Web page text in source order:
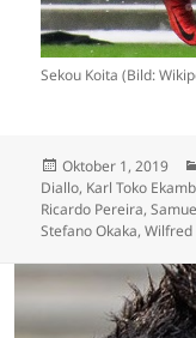
Sekou Koita (Bild:
Veröffentlicht
am
Oktober 1, 2019
Diallo, Karl Toko
Ricardo Pereira,
Stefano Okaka,Wilfred